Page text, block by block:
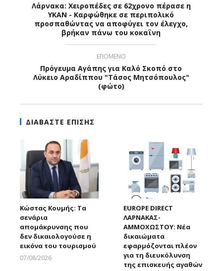
Λάρνακα: Χειροπέδες σε 62χρονο πέρασε η
ΥΚΑΝ - Καρφώθηκε σε περιπολικό
προσπαθώντας να αποφύγει τον έλεγχο,
βρήκαν πάνω του κοκαΐνη
ΕΠΟΜΕΝΟ
Πρόγευμα Αγάπης για Καλό Σκοπό στο
Λύκειο Αραδίππου "Τάσος Μητσόπουλος"
(φώτο)
ΔΙΑΒΑΣΤΕ ΕΠΙΣΗΣ
Κώστας Κουμής: Τα
σενάρια
απομάκρυνσης που
δεν δικαιολογούσε η
εικόνα του τουρισμού
07/08/2026
EUROPE DIRECT
ΛΑΡΝΑΚΑΣ-
ΑΜΜΟΧΩΣΤΟΥ: Νέα
δικαιώματα
εφαρμόζονται πλέον
για τη διευκόλυνση
της επισκευής αγαθών